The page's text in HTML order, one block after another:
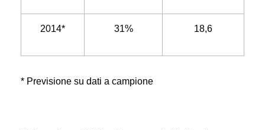
2014* 31% 18,6
* Previsione su dati a campione